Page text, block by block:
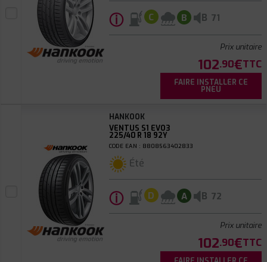
ⓘ C B B 71
Prix unitaire
102.90€TTC
FAIRE INSTALLER CE
PNEU
HANKOOK
VENTUS S1 EVO3
225/40 R 18 92Y
CODE EAN : 8808563402833
Été
ⓘ D A B 72
Prix unitaire
102.90€TTC